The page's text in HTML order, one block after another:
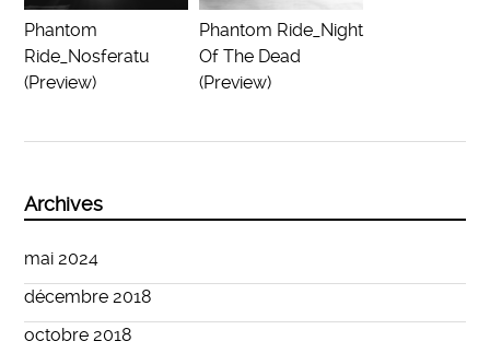
Phantom
Ride_Nosferatu
(Preview)
Phantom Ride_Night
Of The Dead
(Preview)
Archives
mai 2024
décembre 2018
octobre 2018